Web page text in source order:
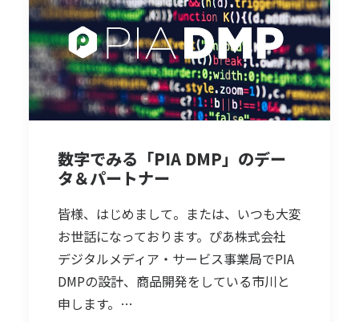
数字でみる「PIA DMP」のデー
タ＆パートナー
皆様、はじめまして。または、いつも大変
お世話になっております。ぴあ株式会社
デジタルメディア・サービス事業局でPIA
DMPの設計、商品開発をしている市川と
申します。…